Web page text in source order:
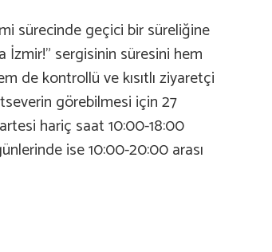
sürecinde geçici bir süreliğine
İzmir!” sergisinin süresini hem
de kontrollü ve kısıtlı ziyaretçi
görebilmesi için 27
hariç saat 10:00-18:00
ise 10:00-20:00 arası